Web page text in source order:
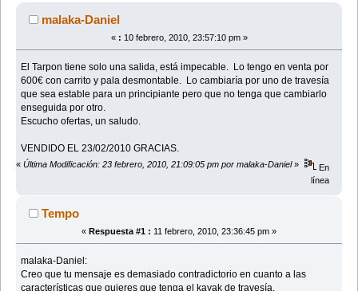
veces)malaka-Daniel
« : 10 febrero, 2010, 23:57:10 pm »
El Tarpon tiene solo una salida, está impecable. Lo tengo en venta por
600€ con carrito y pala desmontable. Lo cambiaría por uno de travesía
que sea estable para un principiante pero que no tenga que cambiarlo
enseguida por otro.
Escucho ofertas, un saludo.
VENDIDO EL 23/02/2010 GRACIAS.
« Última Modificación: 23 febrero, 2010, 21:09:05 pm por malaka-Daniel»
En
línea
Tempo
« Respuesta #1 : 11 febrero, 2010, 23:36:45 pm »
malaka-Daniel:
Creo que tu mensaje es demasiado contradictorio en cuanto a las
características que quieres que tenga el kayak de travesía.